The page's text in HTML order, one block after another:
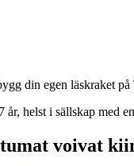
din egen läskraket
år, helst i sällskap med
voivat